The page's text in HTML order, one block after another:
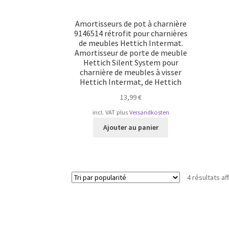
Amortisseurs de pot à charnière
9146514 rétrofit pour charnières
de meubles Hettich Intermat.
Amortisseur de porte de meuble
Hettich Silent System pour
charnière de meubles à visser
Hettich Intermat, de Hettich
13,99€
incl. VAT plus Versandkosten
Ajouter au panier
4 résultats